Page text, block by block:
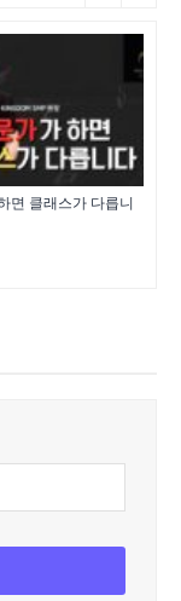
면 클래스가 다릅니